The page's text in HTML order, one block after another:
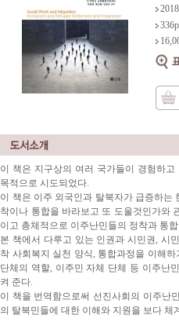
이 책은 지구상의 여러 국가들이 경험하
목적으로 시도되었다.
이 책은 이주 외국인과 탈북자가 급증하는
착이나 통합을 바라보고 또 도울것인가와
이고 총체적으로 이주난민들의 정착과 통
본 책에서 다루고 있는 인권과 시민권, 시
착 사회복지 실천 양식, 통합과정을 이해
단체의 역 할, 이주민 자체 단체 등 이주난
켜 준다.
이 책을 번역함으로써 선진사회의 이주난
의 탈북민들에 대한 이해와 지원을 보다 체